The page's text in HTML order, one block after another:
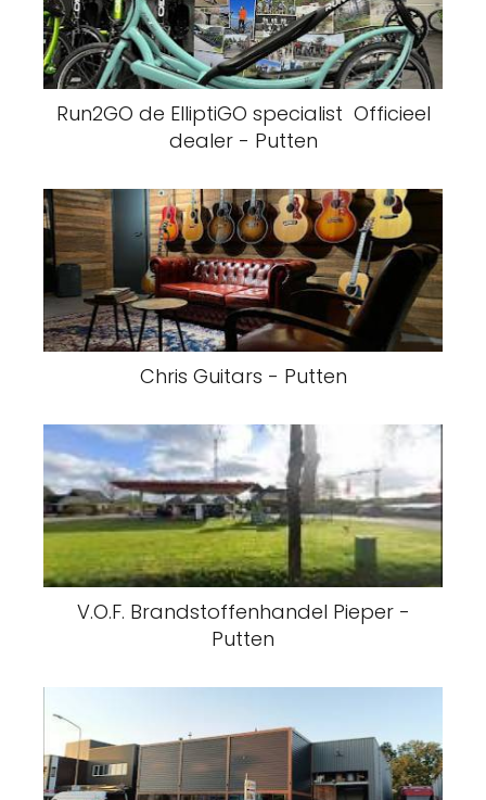
Run2GO de ElliptiGO specialist ️ Officieel
dealer - Putten
Chris Guitars - Putten
V.O.F. Brandstoffenhandel Pieper -
Putten